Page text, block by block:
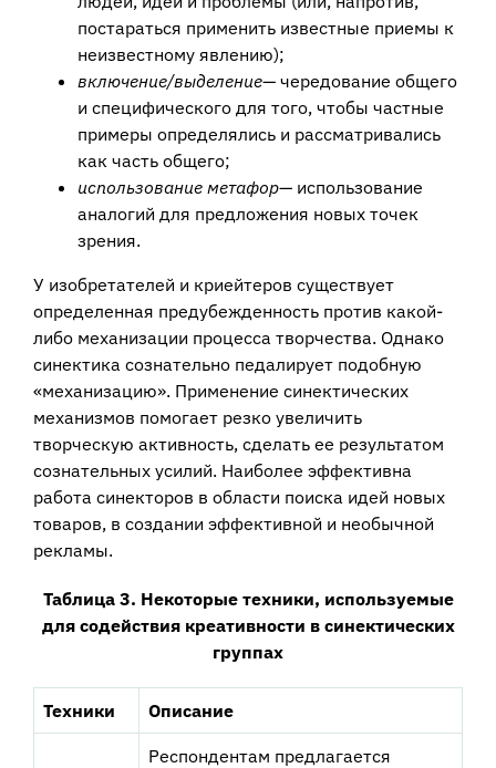
постараться применить известные приемы к
неизвестному явлению);
включение/выделение— чередование общего
и специфического для того, чтобы частные
примеры определялись и рассматривались
как часть общего;
использование метафор— использование
аналогий для предложения новых точек
зрения.
У изобретателей и криейтеров существует
определенная предубежденность против какой-
либо механизации процесса творчества. Однако
синектика сознательно педалирует подобную
«механизацию». Применение синектических
механизмов помогает резко увеличить
творческую активность, сделать ее результатом
сознательных усилий. Наиболее эффективна
работа синекторов в области поиска идей новых
товаров, в создании эффективной и необычной
рекламы.
Таблица 3. Некоторые техники, используемые
для содействия креативности в синектических
группах
Техники Описание
Респондентам предлагается